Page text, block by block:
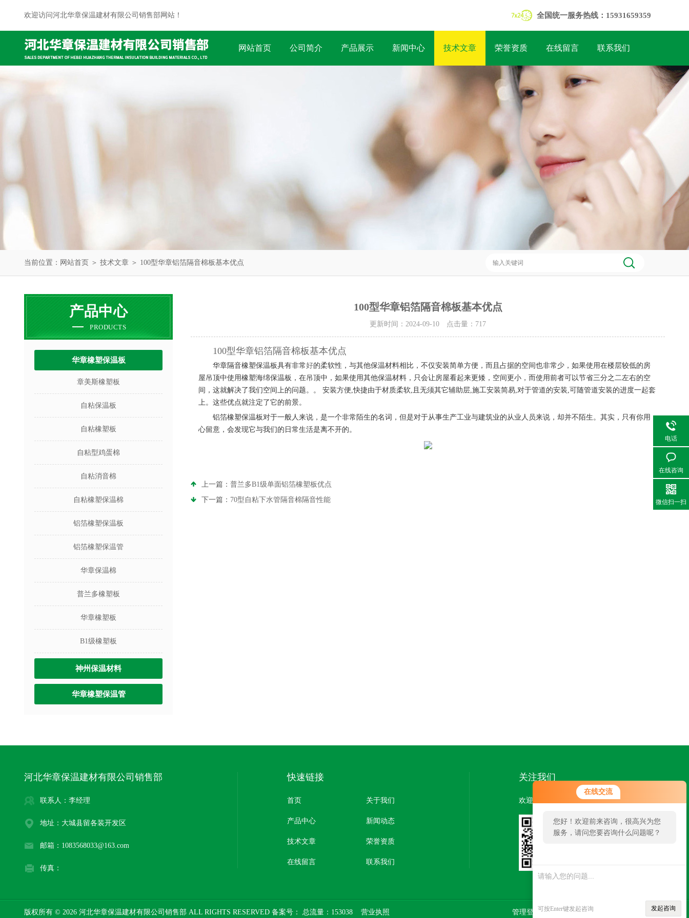
在线交流
您好！欢迎前来咨询，很高兴为您
服务，请问您要咨询什么问题呢？
可按Enter键发起咨询 发起咨询
欢迎访问河北华章保温建材有限公司销售部网站！ 全国统一服务热线：15931659359
网站首页 公司简介 产品展示 新闻中心 技术文章 荣誉资质 在线留言 联系我们
当前位置： 网站首页 ＞ 技术文章 ＞ 100型华章铝箔隔音棉板基本优点
产品中心
PRODUCTS
华章橡塑保温板
章美斯橡塑板
自粘保温板
自粘橡塑板
自粘型鸡蛋棉
自粘消音棉
自粘橡塑保温棉
铝箔橡塑保温板
铝箔橡塑保温管
华章保温棉
普兰多橡塑板
华章橡塑板
B1级橡塑板
神州保温材料
华章橡塑保温管
100型华章铝箔隔音棉板基本优点
更新时间：2024-09-10 点击量： 717
100型华章铝箔隔音棉板基本优点
华章隔音橡塑保温板具有非常好的柔软性，与其他保温材料相比，不仅安装简单方便，而且占据的空间也非常少，如果使用在楼层较低的房
屋吊顶中使用橡塑海绵保温板，在吊顶中，如果使用其他保温材料，只会让房屋看起来更矮，空间更小，而使用前者可以节省三分之二左右的空
间，这就解决了我们空间上的问题。。
安装方便,快捷由于材质柔软, 且无须其它辅助层,施工安装简易,对于管道的安装,可随管道安装的进度一起套
上。这些优点就注定了它的前景。
铝箔橡塑保温板对于一般人来说，是一个非常陌生的名词，但是对于从事生产工业与建筑业的从业人员来说，却并不陌生。其实，只有你用
心留意，会发现它与我们的日常生活是离不开的。
上一篇： 普兰多B1级单面铝箔橡塑板优点
下一篇： 70型自粘下水管隔音棉隔音性能
河北华章保温建材有限公司销售部
联系人：李经理
地址：大城县留各装开发区
邮箱：1083568033@163.com
传真：
快速链接
首页 关于我们
产品中心 新闻动态
技术文章 荣誉资质
在线留言 联系我们
关注我们
欢迎您关注我们的微信公众号了解更多信息：
版权所有 © 2026 河北华章保温建材有限公司销售部 ALL RIGHTS RESERVED 备案号： 总流量：153038 营业执照 管理登陆技术支持：智慧城市网 SITEMAP.XML
电话
在线咨询
微信扫一扫